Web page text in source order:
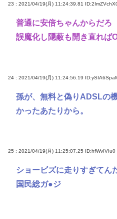
23 : 2021/04/19(月) 11:24:39.81
普通に安倍ちゃんからだろ
誤魔化し隠蔽も開き直れば
24 : 2021/04/19(月) 11:24:56.19
孫が、無料と偽りADSLの
かったあたりから。
25 : 2021/04/19(月) 11:25:07.25 ID:hfWvIVIu0
ショービズに走りすぎてん
国民総ガ●ジ